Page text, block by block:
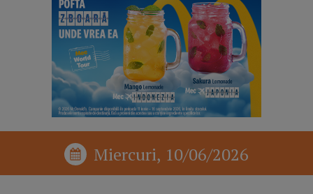
Miercuri, 10/06/2026